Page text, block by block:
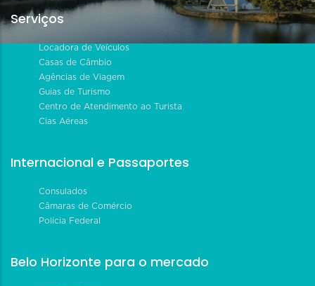
Serviços
Locadora de Veículos
Casas de Câmbio
Agências de Viagem
Guias de Turismo
Centro de Atendimento ao Turista
Cias Aéreas
Internacional e Passaportes
Consulados
Câmaras de Comércio
Polícia Federal
Belo Horizonte para o mercado